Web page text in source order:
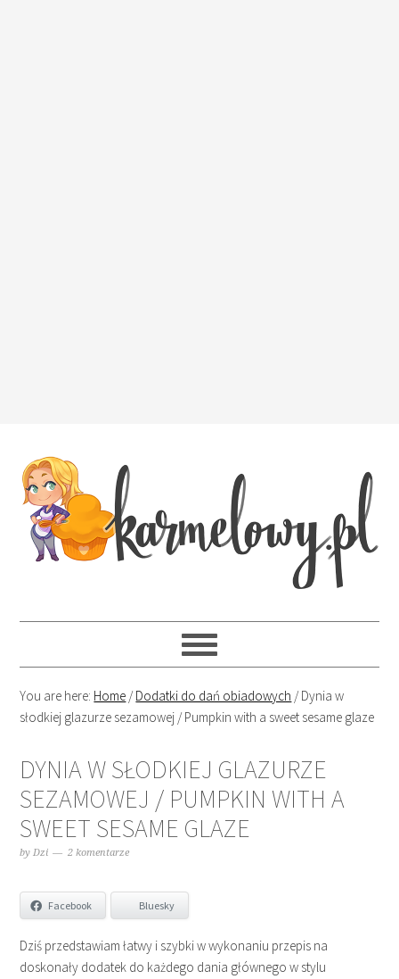
You are here: Home /Dodatki do dań obiadowych /Dynia w
słodkiej glazurze sezamowej / Pumpkin with a sweet sesame glaze
DYNIA W SŁODKIEJ GLAZURZE
SEZAMOWEJ / PUMPKIN WITH A
SWEET SESAME GLAZE
byDzi 2 komentarze
Facebook Bluesky
Dziś przedstawiam łatwy i szybki w wykonaniu przepis na
doskonały dodatek do każdego dania głównego w stylu